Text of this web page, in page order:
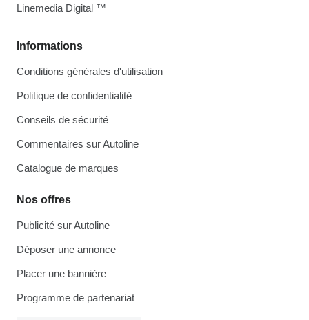
Informations
Conditions générales d'utilisation
Politique de confidentialité
Conseils de sécurité
Commentaires sur Autoline
Catalogue de marques
Nos offres
Publicité sur Autoline
Déposer une annonce
Placer une bannière
Programme de partenariat
Linemedia Digital ™